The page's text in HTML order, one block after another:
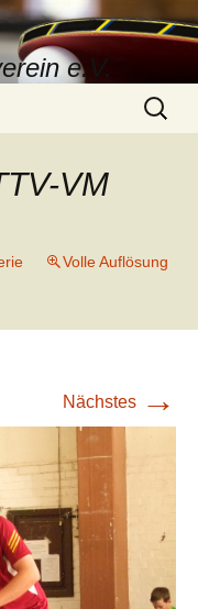
e.V.
Suchen
nach:
VM
Volle Auflösung
Nächstes →